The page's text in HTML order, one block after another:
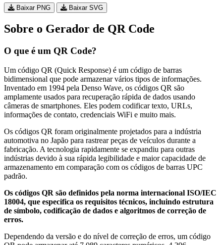
Baixar PNG Baixar SVG
Sobre o Gerador de QR Code
O que é um QR Code?
Um código QR (Quick Response) é um código de barras
bidimensional que pode armazenar vários tipos de informações.
Inventado em 1994 pela Denso Wave, os códigos QR são
amplamente usados para recuperação rápida de dados usando
câmeras de smartphones. Eles podem codificar texto, URLs,
informações de contato, credenciais WiFi e muito mais.
Os códigos QR foram originalmente projetados para a indústria
automotiva no Japão para rastrear peças de veículos durante a
fabricação. A tecnologia rapidamente se expandiu para outras
indústrias devido à sua rápida legibilidade e maior capacidade de
armazenamento em comparação com os códigos de barras UPC
padrão.
Os códigos QR são definidos pela norma internacional ISO/IEC
18004, que especifica os requisitos técnicos, incluindo estrutura
de símbolo, codificação de dados e algoritmos de correção de
erros.
Dependendo da versão e do nível de correção de erros, um código